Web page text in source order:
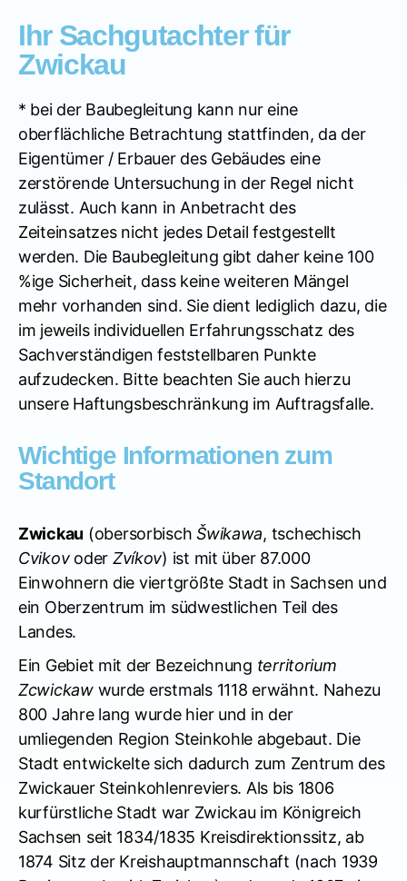
Ihr Sachgutachter für
Zwickau
* bei der Baubegleitung kann nur eine
oberflächliche Betrachtung stattfinden, da der
Eigentümer / Erbauer des Gebäudes eine
zerstörende Untersuchung in der Regel nicht
zulässt. Auch kann in Anbetracht des
Zeiteinsatzes nicht jedes Detail festgestellt
werden. Die Baubegleitung gibt daher keine 100
%ige Sicherheit, dass keine weiteren Mängel
mehr vorhanden sind. Sie dient lediglich dazu, die
im jeweils individuellen Erfahrungsschatz des
Sachverständigen feststellbaren Punkte
aufzudecken. Bitte beachten Sie auch hierzu
unsere Haftungsbeschränkung im Auftragsfalle.
Wichtige Informationen zum
Standort
Zwickau (obersorbischŠwikawa, tschechisch
Cvikovoder Zvíkov) ist mit über 87.000
Einwohnern die viertgrößte Stadt in Sachsen und
ein Oberzentrum im südwestlichen Teil des
Landes.
Ein Gebiet mit der Bezeichnung territorium
Zcwickawwurde erstmals 1118 erwähnt. Nahezu
800 Jahre lang wurde hier und in der
umliegenden Region Steinkohle abgebaut. Die
Stadt entwickelte sich dadurch zum Zentrum des
Zwickauer Steinkohlenreviers. Als bis 1806
kurfürstliche Stadt war Zwickau im Königreich
Sachsen seit 1834/1835 Kreisdirektionssitz, ab
1874 Sitz der Kreishauptmannschaft (nach 1939